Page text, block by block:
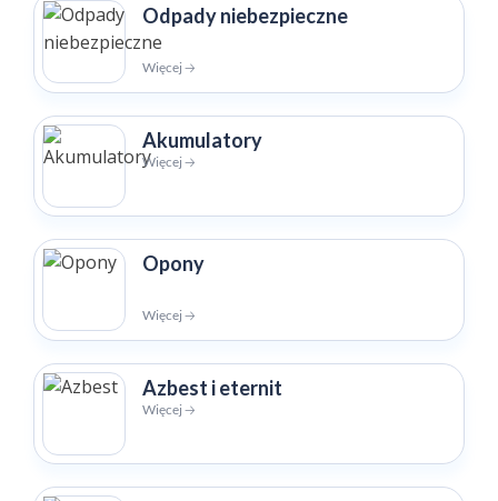
Odpady niebezpieczne
Więcej 🡢
Akumulatory
Więcej 🡢
Opony
Więcej 🡢
Azbest i eternit
Więcej 🡢